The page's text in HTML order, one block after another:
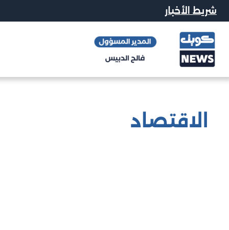
شريط الأخبار
الاقتصاد